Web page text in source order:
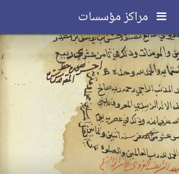
مراکز مؤسسات